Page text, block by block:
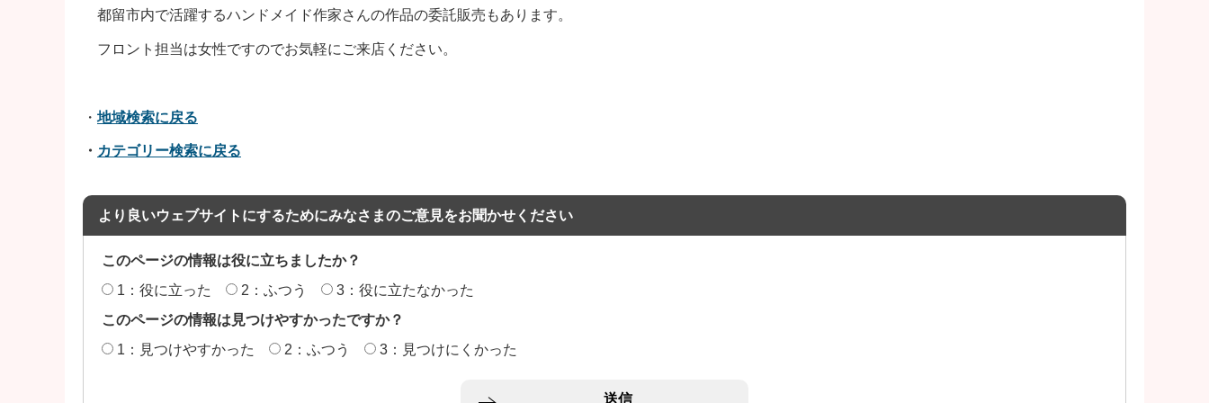
都留市内で活躍するハンドメイド作家さんの作品の委託販売もあります。
フロント担当は女性ですのでお気軽にご来店ください。
・ 地域検索に戻る
・ カテゴリー検索に戻る
より良いウェブサイトにするためにみなさまのご意見をお聞かせください
このページの情報は役に立ちましたか？
1：役に立った
2：ふつう
3：役に立たなかった
このページの情報は見つけやすかったですか？
1：見つけやすかった
2：ふつう 3：見つけにくかった